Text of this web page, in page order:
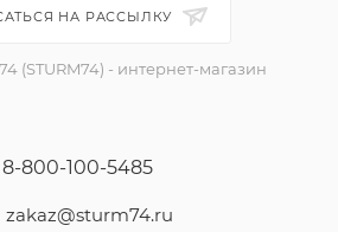
НА РАССЫЛКУ
(STURM74) - интернет-магазин
8-800-100-5485
zakaz@sturm74.ru